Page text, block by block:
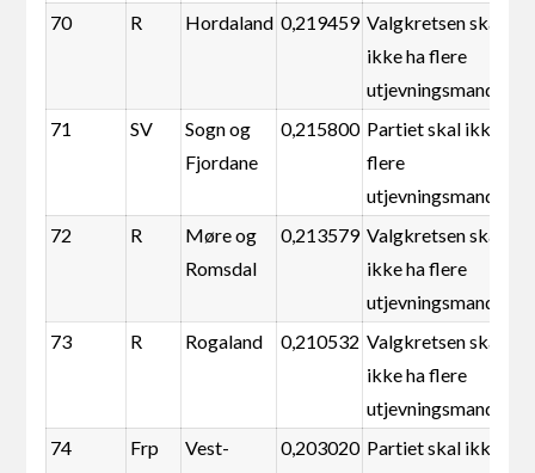
70
R Hordaland 0,219459 Valgkretsen skal
ikke ha flere
utjevningsmandater
71
SV
Sogn og
Fjordane
0,215800 Partiet skal ikke ha
flere
utjevningsmandater
72
R
Møre og
Romsdal
0,213579 Valgkretsen skal
ikke ha flere
utjevningsmandater
73
R Rogaland 0,210532 Valgkretsen skal
ikke ha flere
utjevningsmandater
74
Frp
Vest-
0,203020 Partiet skal ikke ha